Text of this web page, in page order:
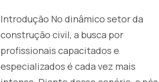
Construção
Civil
Introdução No dinâmico setor da
construção civil, a busca por
profissionais capacitados e
especializados é cada vez mais